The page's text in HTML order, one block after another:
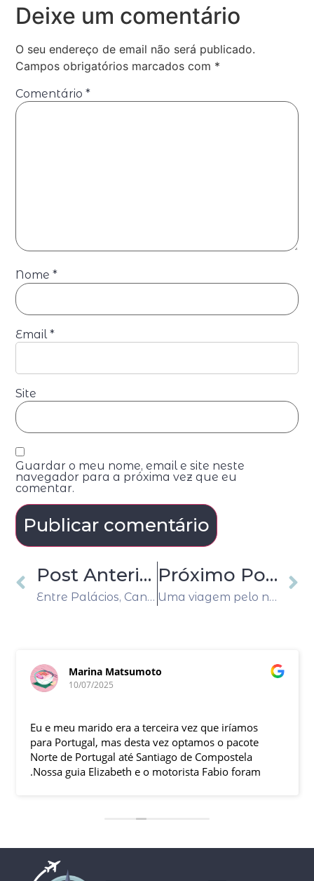
Deixe um comentário
O seu endereço de email não será publicado.
Campos obrigatórios marcados com *
Comentário*
Nome*
Email*
Site
Guardar o meu nome, email e site neste
navegador para a próxima vez que eu
comentar.
Post Anterior
Entre Palácios, Canais e Luzes: Uma Viagem Inesquecível por Madri, Paris e os Países Baixos
Próximo Post
Uma viagem pelo norte de Portugal e Santiago de Compostela: história, cultura e paisagens inesquecíveis
Marina Matsumoto
10/07/2025
Eu e meu marido era a terceira vez que iríamos
para Portugal, mas desta vez optamos o pacote
Norte de Portugal até Santiago de Compostela
.Nossa guia Elizabeth e o motorista Fabio foram
foram bem interessantes , passeios inclusos tipo
barco ,entrada em museus sem filas .
Pais todo está de parabéns ,tudo limpo , sem